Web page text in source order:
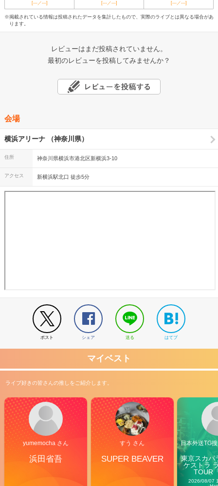
[---／---] [---／---] [---／---]
※掲載されている情報は投稿されたデータを集計したもので、実際のライブとは異なる場合があ
ります。
レビューはまだ投稿されていません。
最初のレビューを投稿してみませんか？
会場
横浜アリーナ （神奈川県）
住所 神奈川県横浜市港北区新横浜3-10
アクセス 新横浜駅北口 徒歩5分
ポスト シェア 送る はてブ
マイベスト
ライブ好きの皆さんの推しをご紹介します。
yumemocha さん
浜田省吾
すう さん
SUPER BEAVER
日本外送TG
東京スカパ
ケストラ
TOUR
2026/08/07